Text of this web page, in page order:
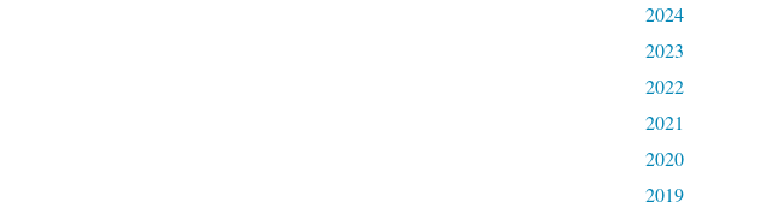
2024
2023
2022
2021
2020
2019